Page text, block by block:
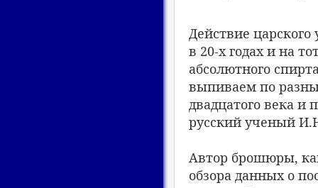
Действие царского
в 20-х годах и на
абсолютного
выпиваем по
двадцатого века и
русский ученый
Автор брошюры,
обзора данных о